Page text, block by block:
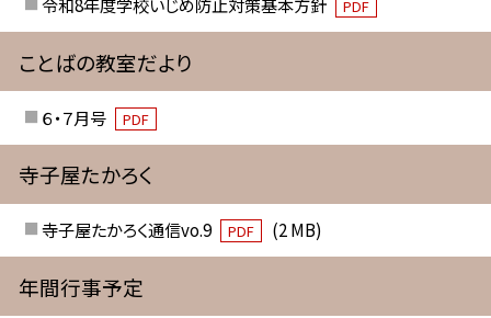
PDF
ことばの教室だより
６・７月号 PDF
寺子屋たかろく
寺子屋たかろく通信vo.9 PDF (2 MB)
年間行事予定